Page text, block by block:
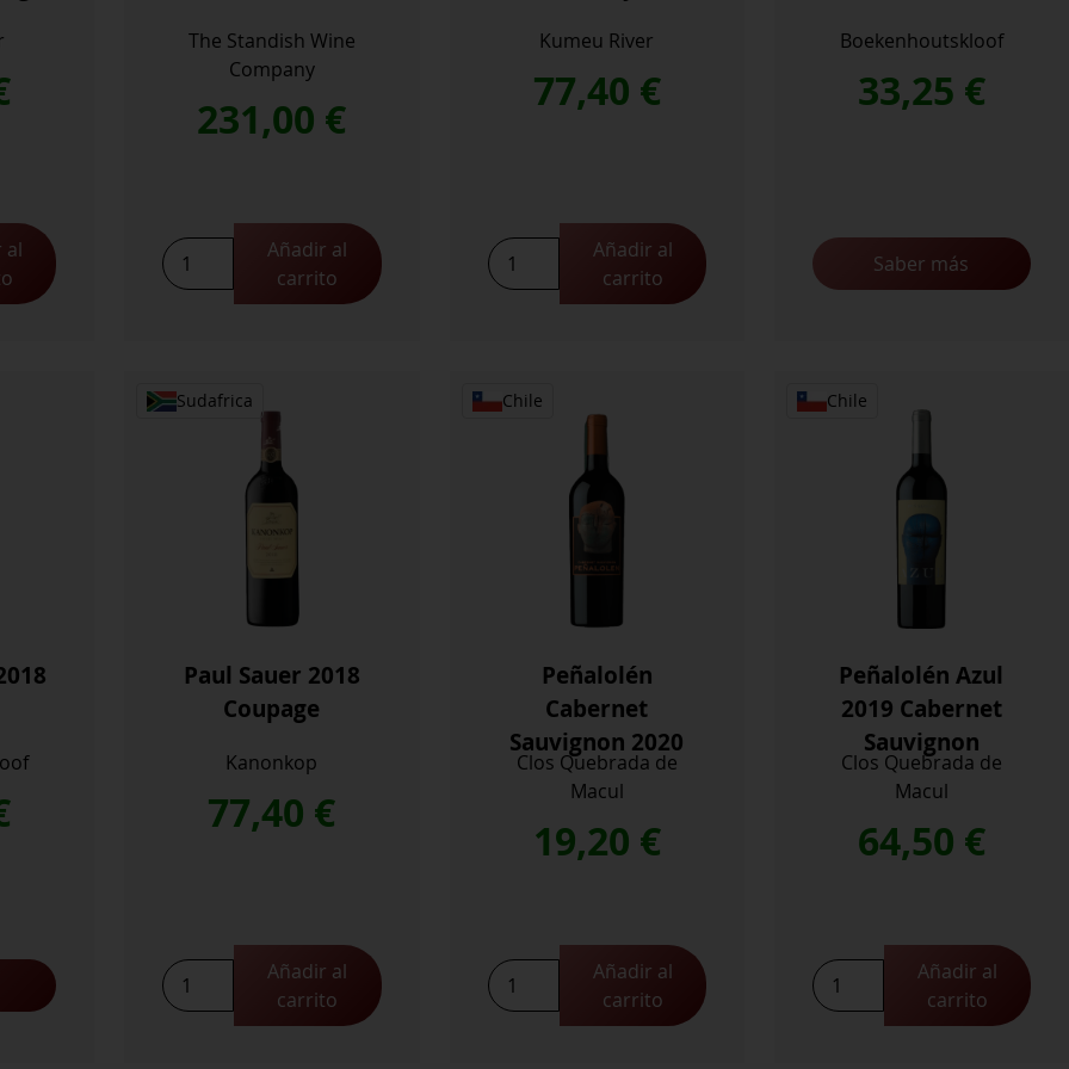
al
The Standish Wine
Company
231,00 €
Lamella
2021
Añadir al
carrito
Kumeu River
77,40 €
Mate's
Vineyard
Chardonnay
Añadir al
carrito
Boekenhoutskloof
33,25 €
Saber más
Sudafrica
Paul Sauer 2018
Coupage
Kanonkop
77,40 €
Paul
Sauer
Añadir al
carrito
Chile
Peñalolén
Cabernet
Sauvignon 2020
Clos Quebrada de
Macul
19,20 €
Peñalolén
Cabernet
Sauvignon
Añadir al
carrito
Chile
Peñalolén Azul
2019 Cabernet
Sauvignon
Clos Quebrada de
Macul
64,50 €
Peñalolén
Azul
Añadir al
carrito